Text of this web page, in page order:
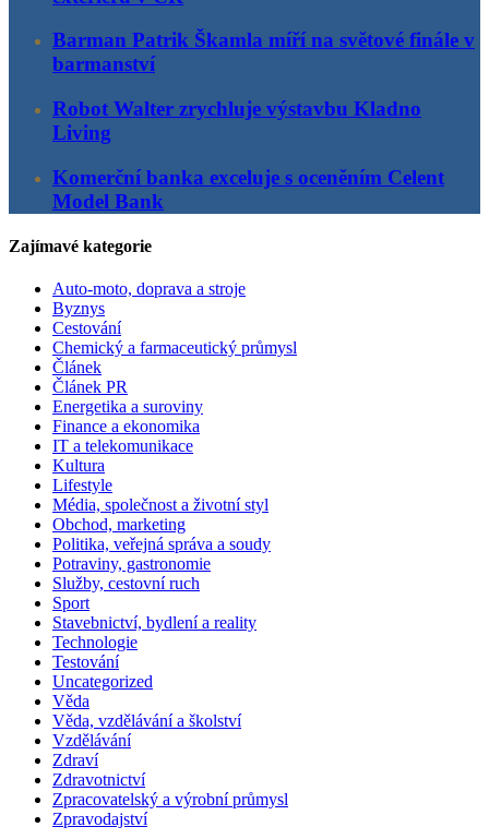
Barman Patrik Škamla míří na světové finále v
barmanství
Robot Walter zrychluje výstavbu Kladno
Living
Komerční banka exceluje s oceněním Celent
Model Bank
Zajímavé kategorie
Auto-moto, doprava a stroje
Byznys
Cestování
Chemický a farmaceutický průmysl
Článek
Článek PR
Energetika a suroviny
Finance a ekonomika
IT a telekomunikace
Kultura
Lifestyle
Média, společnost a životní styl
Obchod, marketing
Politika, veřejná správa a soudy
Potraviny, gastronomie
Služby, cestovní ruch
Sport
Stavebnictví, bydlení a reality
Technologie
Testování
Uncategorized
Věda
Věda, vzdělávání a školství
Vzdělávání
Zdraví
Zdravotnictví
Zpracovatelský a výrobní průmysl
Zpravodajství